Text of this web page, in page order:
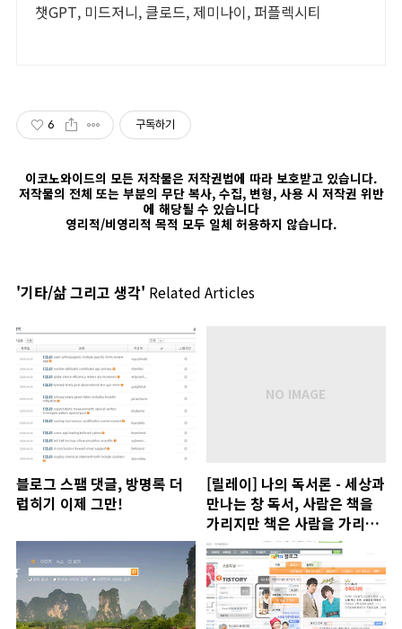
챗GPT, 미드저니, 클로드, 제미나이, 퍼플렉시티
6 구독하기
이코노와이드의 모든 저작물은 저작권법에 따라 보호받고 있습니다.
저작물의 전체 또는 부분의 무단 복사, 수집, 변형, 사용 시 저작권 위반
에 해당될 수 있습니다
영리적/비영리적 목적 모두 일체 허용하지 않습니다.
'기타/삶 그리고 생각' Related Articles
블로그 스팸 댓글, 방명록 더
럽히기 이제 그만!
[릴레이] 나의 독서론 - 세상과
만나는 창 독서, 사람은 책을
가리지만 책은 사람을 가리지
않는다.